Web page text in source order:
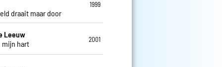
draait maar door
1999
Leeuw
mijn hart
2001